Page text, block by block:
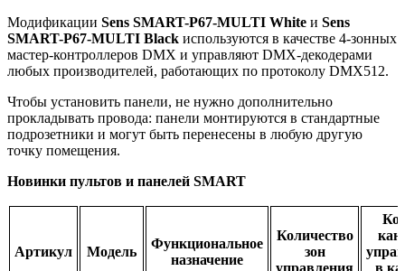
Модификации Sens SMART-P67-MULTI White и Sens
SMART-P67-MULTI Black используются в качестве 4-зонных
мастер-контроллеров DMX и управляют DMX-декодерами
любых производителей, работающих по протоколу DMX512.
Чтобы установить панели, не нужно дополнительно
прокладывать провода: панели монтируются в стандартные
подрозетники и могут быть перенесены в любую другую
точку помещения.
Новинки пультов и панелей SMART
Артикул Модель
Функциональное
назначение
Количество
зон
управления
в